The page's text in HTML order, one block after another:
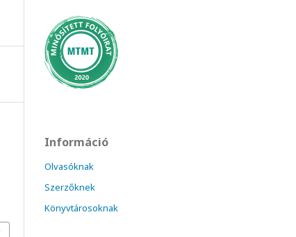
Információ
Olvasóknak
Szerzőknek
Könyvtárosoknak